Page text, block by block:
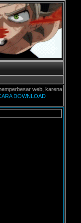
web, karena aslinya web
DOWNLOAD